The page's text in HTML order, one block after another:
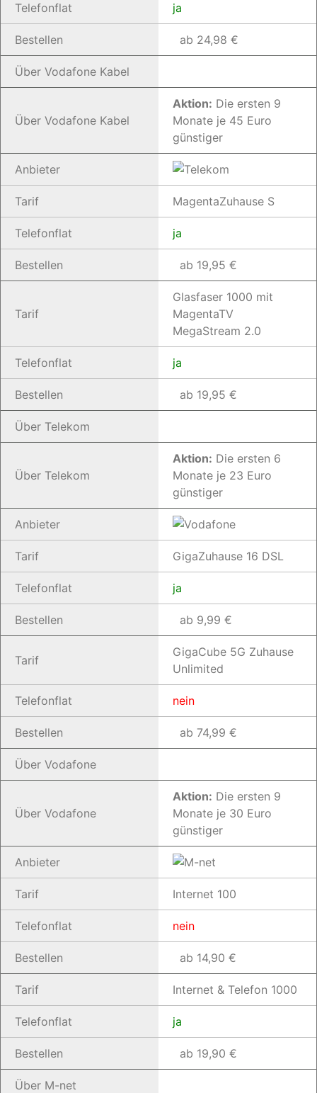
Telefonflat ja
Bestellen ab 24,98 €
Über Vodafone Kabel
Über Vodafone Kabel
Aktion: Die ersten 9
Monate je 45 Euro
günstiger
Anbieter
Tarif MagentaZuhause S
Telefonflat ja
Bestellen ab 19,95 €
Tarif
Glasfaser 1000 mit
MagentaTV
MegaStream 2.0
Telefonflat ja
Bestellen ab 19,95 €
Über Telekom
Über Telekom
Aktion: Die ersten 6
Monate je 23 Euro
günstiger
Anbieter
Tarif GigaZuhause 16 DSL
Telefonflat ja
Bestellen ab 9,99 €
Tarif
GigaCube 5G Zuhause
Unlimited
Telefonflat nein
Bestellen ab 74,99 €
Über Vodafone
Über Vodafone
Aktion: Die ersten 9
Monate je 30 Euro
günstiger
Anbieter
Tarif Internet 100
Telefonflat nein
Bestellen ab 14,90 €
Tarif Internet & Telefon 1000
Telefonflat ja
Bestellen ab 19,90 €
Über M-net